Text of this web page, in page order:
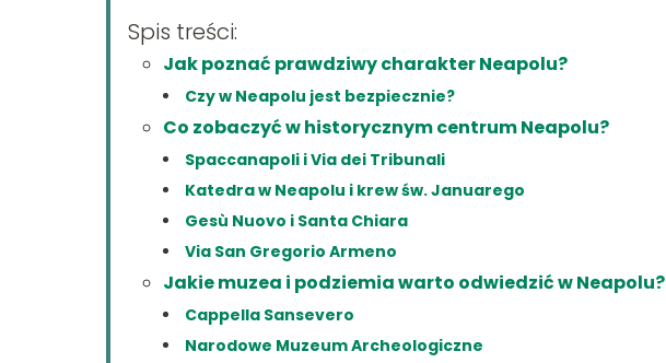
Spis treści:
Jak poznać prawdziwy charakter Neapolu?
Czy w Neapolu jest bezpiecznie?
Co zobaczyć w historycznym centrum Neapolu?
Spaccanapoli i Via dei Tribunali
Katedra w Neapolu i krew św. Januarego
Gesù Nuovo i Santa Chiara
Via San Gregorio Armeno
Jakie muzea i podziemia warto odwiedzić w Neapolu?
Cappella Sansevero
Narodowe Muzeum Archeologiczne